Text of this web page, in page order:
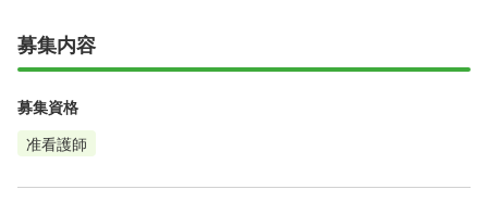
募集内容
募集資格
准看護師